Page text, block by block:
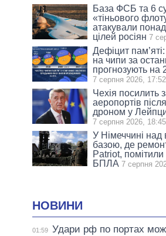
База ФСБ та 6
«тіньового
атакували
цілей росіян 7
Дефіцит
на чипи за
прогнозують на
7 серпня 2026, 17:52
Чехія посилить
аеропортів
дроном у
7 серпня 2026, 18:45
У Німеччині над
базою, де
Patriot, помітили
БПЛА 7 серпня
НОВИНИ
01:59 Удари рф по портах